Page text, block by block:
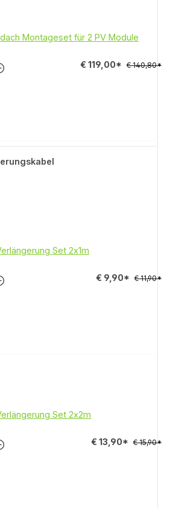
Montageset für 2 PV Module
€ 119,00* € 140,80*
Set 2x1m
€ 9,90* € 11,90*
Set 2x2m
€ 13,90* € 15,90*